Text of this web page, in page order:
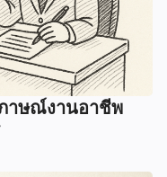
าษณ์งานอาชีพ